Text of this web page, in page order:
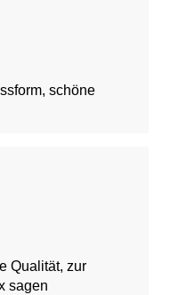
schöne
zur
sagen